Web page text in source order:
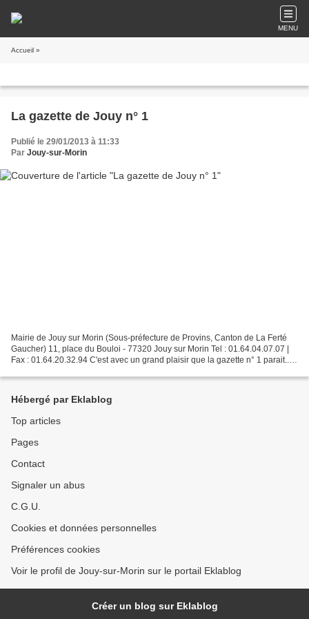
MENU
Accueil »
La gazette de Jouy n° 1
Publié le 29/01/2013 à 11:33
Par Jouy-sur-Morin
Mairie de Jouy sur Morin (Sous-préfecture de Provins, Canton de La Ferté
Gaucher) 11, place du Bouloi - 77320 Jouy sur Morin Tel : 01.64.04.07.07 |
Fax : 01.64.20.32.94 C'est avec un grand plaisir que la gazette n° 1 parait...
Hébergé par Eklablog
Top articles
Pages
Contact
Signaler un abus
C.G.U.
Cookies et données personnelles
Préférences cookies
Voir le profil de Jouy-sur-Morin sur le portail Eklablog
Créer un blog sur Eklablog